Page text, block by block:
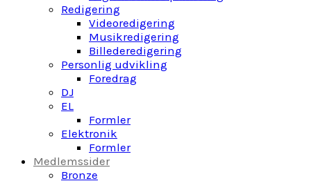
Redigering
Videoredigering
Musikredigering
Billederedigering
Personlig udvikling
Foredrag
DJ
EL
Formler
Elektronik
Formler
Medlemssider
Bronze